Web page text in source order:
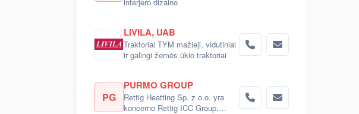
LIVILA, UAB
Traktoriai TYM mažieji, vidutiniai
ir galingi žemės ūkio traktoriai
PG
PURMO GROUP
Rettig Heatting Sp. z o.o. yra
koncerno Rettig ICC Group,